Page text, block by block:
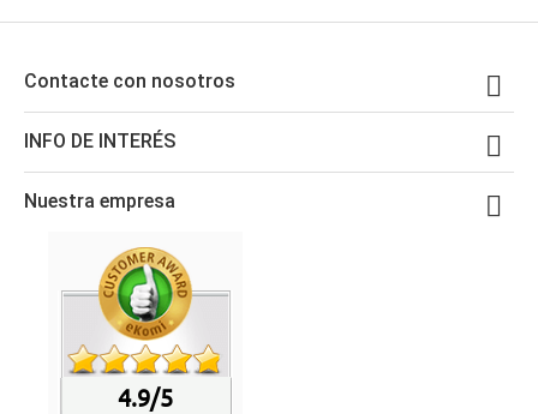
Contacte con nosotros 
INFO DE INTERÉS 
Nuestra empresa 
4.9/5